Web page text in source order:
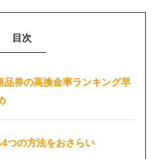
目次
品券の高換金率ランキング早
つの方法をおさらい